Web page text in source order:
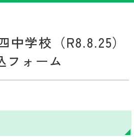
中学校（R8.8.25）
フォーム